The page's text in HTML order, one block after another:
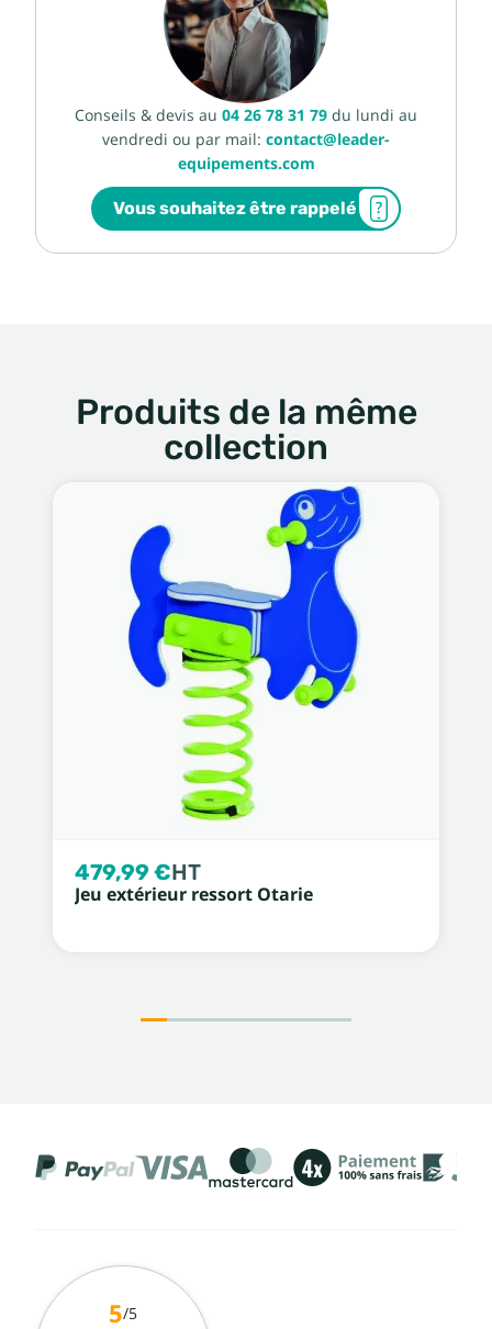
Conseils & devis au 04 26 78 31 79 du lundi au
vendredi ou par mail: contact@leader-
equipements.com
Vous souhaitez être rappelé
Produits de la même
collection
479,99 €HT
Jeu extérieur ressort Otarie
5/5